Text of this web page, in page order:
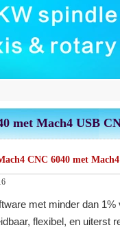
met Mach4 USB
CNC 6040 met
met minder dan
flexibel, en uiterst